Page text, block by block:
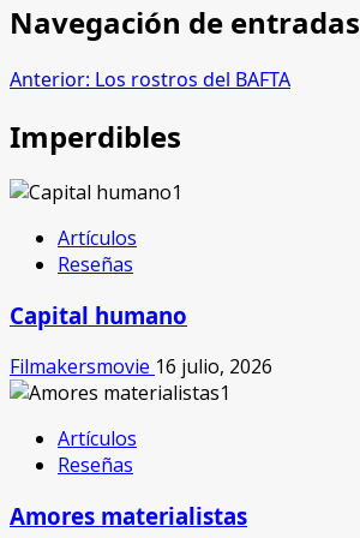
Navegación de entradas
Anterior: Los rostros del BAFTA
Imperdibles
Artículos
Reseñas
Capital humano
Filmakersmovie 16 julio, 2026
Artículos
Reseñas
Amores materialistas